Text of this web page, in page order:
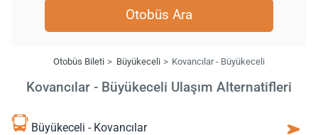
Otobüs Ara
Otobüs Bileti Büyükeceli Kovancılar - Büyükeceli
Kovancılar - Büyükeceli Ulaşım Alternatifleri
Büyükeceli - Kovancılar